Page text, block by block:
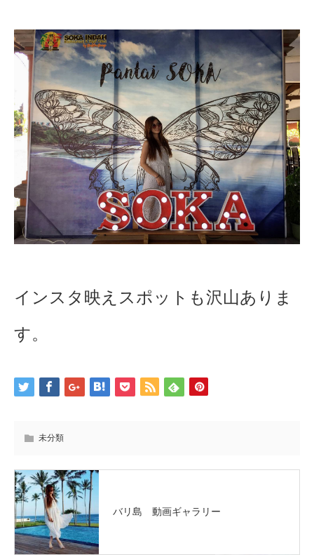
インスタ映えスポットも沢山ありま
す。
未分類
バリ島 動画ギャラリー